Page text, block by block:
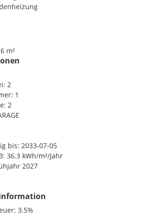
Handwaschbecken
zzgl. 20% USt.
gemeinsam netto EUR
Kunststofffenster mit
| Kinderwagen- und
Gebäude | Gemeinschaftsgarten mit
vorhanden (barrierefrei) |
- modern und zeitlos.
m²
2
1
2
bis: 2033-07-05
36.3 kWh/m²/Jahr
2027
3.5%